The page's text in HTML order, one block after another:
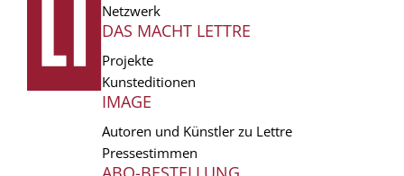
Netzwerk
DAS MACHT LETTRE
Projekte
Kunsteditionen
IMAGE
Autoren und Künstler zu Lettre
Pressestimmen